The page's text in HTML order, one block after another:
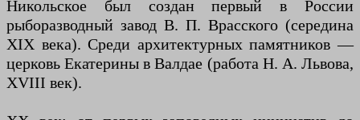
Никольское был создан первый в России
рыборазводный завод В. П. Врасского (середина
XIX века). Среди архитектурных памятников —
церковь Екатерины в Валдае (работа Н. А. Львова,
XVIII век).